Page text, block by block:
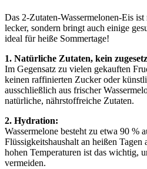
Das 2-Zutaten-Wassermelonen-Eis
lecker, sondern bringt auch einige
ideal für heiße Sommertage!
1. Natürliche Zutaten, kein
Im Gegensatz zu vielen gekauften
keinen raffinierten Zucker oder
ausschließlich aus frischer
natürliche, nährstoffreiche Zutaten.
2. Hydration:
Wassermelone besteht zu etwa 90 %
Flüssigkeitshaushalt an heißen Tagen
hohen Temperaturen ist das wichtig,
vermeiden.